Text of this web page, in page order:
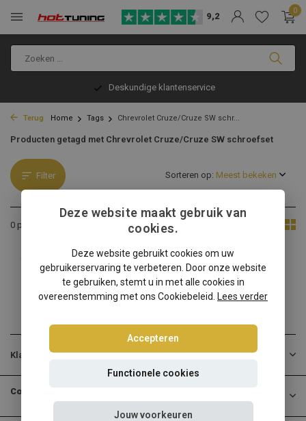
9,2
0
Deskundige klantenservice
Terug Home Tags Chrevrolet Cruze/Cruze SW schr...
Producten getagd met Chrevrolet Cruze/Cruze SW schroefset
Filter
0 producten
Sorteren op:
Geen producten gevonden!...
Klantenservice
Contactgegevens
Deze website maakt gebruik van
cookies.
Deze website gebruikt cookies om uw
gebruikerservaring te verbeteren. Door onze website
te gebruiken, stemt u in met alle cookies in
overeenstemming met ons Cookiebeleid. Lees verder
Accepteren
Functionele cookies
Jouw voorkeuren